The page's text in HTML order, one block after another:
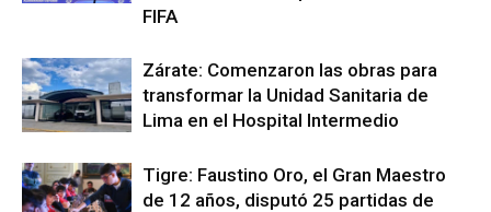
FIFA
Zárate: Comenzaron las obras para
transformar la Unidad Sanitaria de
Lima en el Hospital Intermedio
Tigre: Faustino Oro, el Gran Maestro
de 12 años, disputó 25 partidas de